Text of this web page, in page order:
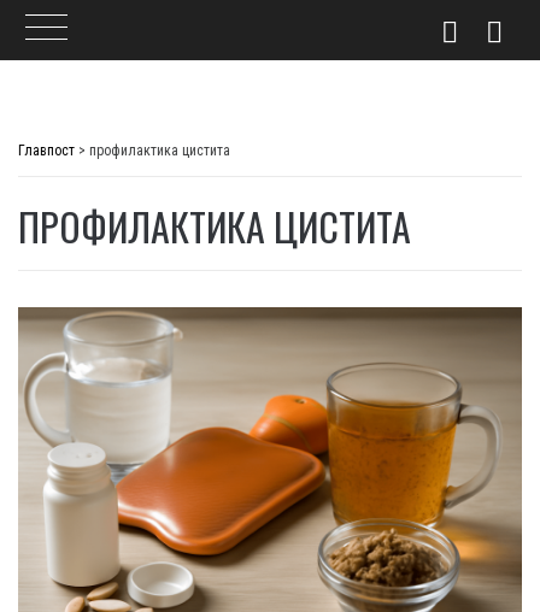
Главпост > профилактика цистита
ПРОФИЛАКТИКА ЦИСТИТА